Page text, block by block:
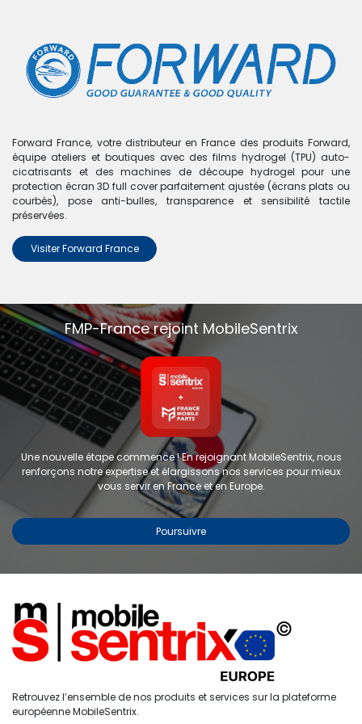
Étiquettes
Accueil Recherche
0
Compte
Boutique 0 articles trouvés.
Nous n'avons trouvé aucun
produit !
Aucun produit défini dans la catégorieMate 50.
Forward France, votre distributeur en France des produits Forward,
équipe ateliers et boutiques avec des films hydrogel (TPU) auto-
cicatrisants et des machines de découpe hydrogel pour une
protection écran 3D full cover parfaitement ajustée (écrans plats ou
courbés), pose anti-bulles, transparence et sensibilité tactile
préservées.
Visiter Forward France
FMP-France rejoint MobileSentrix
Une nouvelle étape commence ! En rejoignant MobileSentrix, nous
renforçons notre expertise et élargissons nos services pour mieux
vous servir en France et en Europe.
Poursuivre
Retrouvez l’ensemble de nos produits et services sur la plateforme
européenne MobileSentrix.
Copyright © 2024 FMP-France. Tous droits réservés